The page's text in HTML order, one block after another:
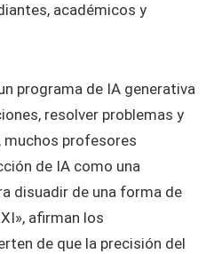
académicos y
programa de IA generativa
resolver problemas y
profesores
de IA como una
disuadir de una forma de
afirman los
de que la precisión del